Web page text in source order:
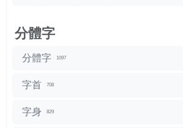
分體字
分體字 1097
字首 708
字身 829